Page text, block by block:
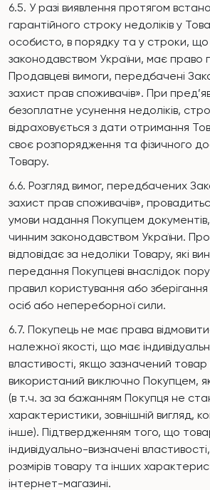
6.5. У разі виявлення протягом
гарантійного строку недоліків у
особисто, в порядку та у строки, що
законодавством України, має право
Продавцеві вимоги, передбачені
захист прав споживачів». При
безоплатне усунення недоліків,
відраховується з дати отримання
своє розпорядження та фізичного
Товару.
6.6. Розгляд вимог, передбачених
захист прав споживачів»,
умови надання Покупцем
чинним законодавством України.
відповідає за недоліки Товару, які
передання Покупцеві внаслідок
правил користування або зберігання
осіб або непереборної сили.
6.7. Покупець не має права
належної якості, що має
властивості, якщо зазначений
використаний виключно Покупцем,
(в т.ч. за за бажанням Покупця не
характеристики, зовнішній вигляд,
інше). Підтвердженням того, що
індивідуально-визначені властивості,
розмірів товару та інших
інтернет-магазині.